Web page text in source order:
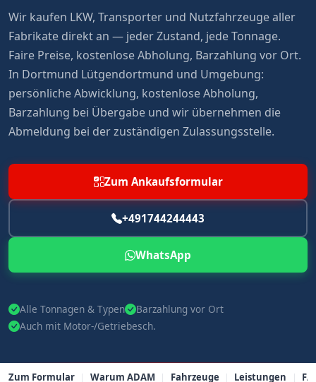
Wir kaufen LKW, Transporter und Nutzfahrzeuge aller
Fabrikate direkt an — jeder Zustand, jede Tonnage.
Faire Preise, kostenlose Abholung, Barzahlung vor Ort.
In Dortmund Lütgendortmund und Umgebung:
persönliche Abwicklung, kostenlose Abholung,
Barzahlung bei Übergabe und wir übernehmen die
Abmeldung bei der zuständigen Zulassungsstelle.
Zum Ankaufsformular
+491744244443
WhatsApp
Alle Tonnagen & Typen
Barzahlung vor Ort
Auch mit Motor-/Getriebesch.
Zum Formular Warum ADAM Fahrzeuge Leistungen